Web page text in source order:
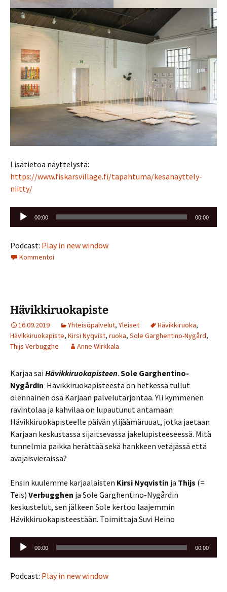
Lisätietoa näyttelystä:
https://www.fiskarsvillage.fi/tapahtuma/kesanayttely-
niitty/
Äänitoistin
00:00 00:00
Podcast: Play in new window
Kommentoi
Hävikkiruokapiste
16.09.2019 Yhteisöpalvelut, Yleiset Hävikkiruoka,
Hävikkiruokapiste, Kirsi Nyqvist, ruoka, Sole Garghentino-Nygård,
Thijs Verbugghe
Anne Wirkkala
Karjaa sai Hävikkiruokapisteen. Sole Garghentino-
Nygårdin Hävikkiruokapisteestä on hetkessä tullut
olennainen osa Karjaan palvelutarjontaa. Yli kymmenen
ravintolaa ja kahvilaa on lupautunut antamaan
Hävikkiruokapisteelle päivän ylijäämäruuat, jotka jaetaan
Karjaan keskustassa sijaitsevassa jakelupisteeseessä. Mitä
tunnelmia paikka herättää sekä hankkeen vetäjässä että
avajaisvieraissa?
Ensin kuulemme karjaalaisten Kirsi Nyqvistin ja Thijs (=
Teis) Verbugghen ja Sole Garghentino-Nygårdin
keskustelut, sen jälkeen Sole kertoo laajemmin
Hävikkiruokapisteestään. Toimittaja Suvi Heino
Äänitoistin
00:00 00:00
Podcast: Play in new window